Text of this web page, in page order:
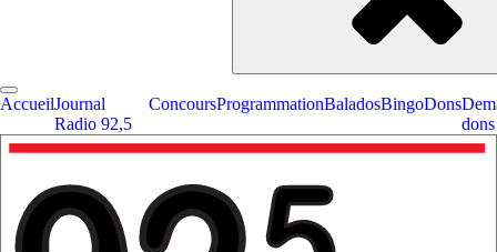
AccueilJournal
Radio 92,5
ConcoursProgrammationBaladosBingoDons
dons